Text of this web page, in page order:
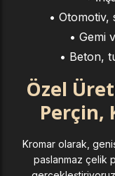
• Otomotiv,
• Gemi
• Beton,
Özel
Perçin,
Kromar olarak,
paslanmaz çelik